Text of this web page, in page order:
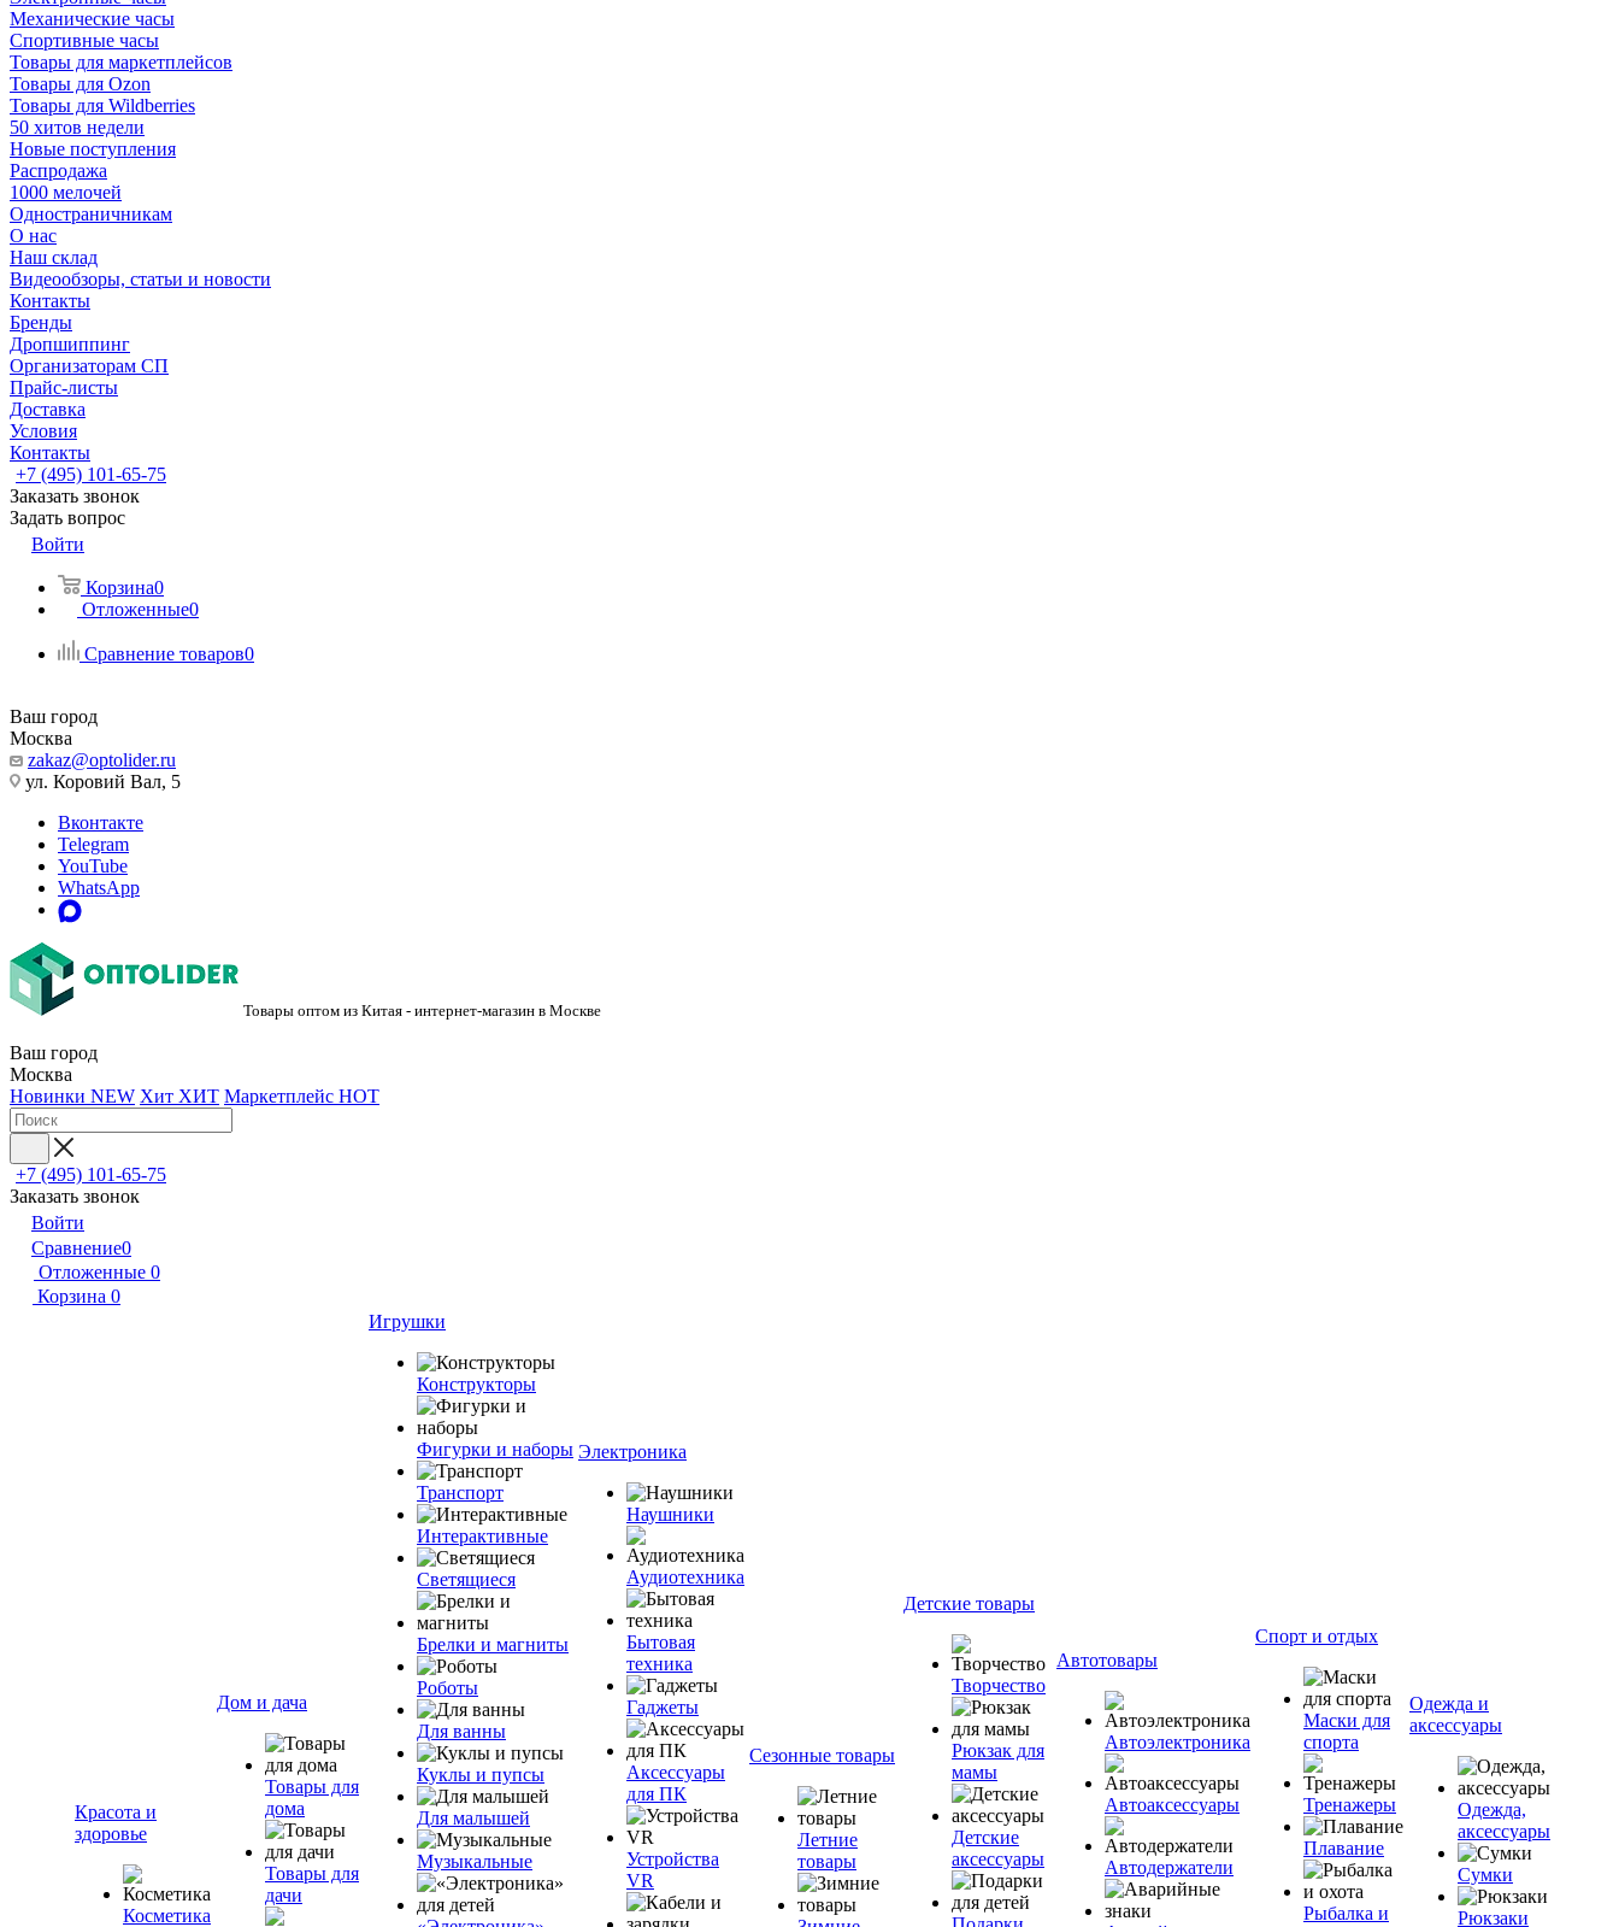
Механические часы
Спортивные часы
Товары для маркетплейсов
Товары для Ozon
Товары для Wildberries
50 хитов недели
Новые поступления
Распродажа
1000 мелочей
Одностраничникам
О нас
Наш склад
Видеообзоры, статьи и новости
Контакты
Бренды
Дропшиппинг
Организаторам СП
Прайс-листы
Доставка
Условия
Контакты
+7 (495) 101-65-75
Заказать звонок
Задать вопрос
Войти
Корзина0
Отложенные0
Сравнение товаров0
Ваш город
Москва
zakaz@optolider.ru
ул. Коровий Вал, 5
Вконтакте
Telegram
YouTube
WhatsApp
Товары оптом из Китая - интернет-магазин в Москве
Ваш город
Москва
Новинки NEW Хит ХИТ Маркетплейс HOT
+7 (495) 101-65-75
Заказать звонок
Войти
Сравнение0
Отложенные 0
Корзина 0
Красота и
здоровье
Косметика
Дом и дача
Товары для
дома
Товары для
дачи
Игрушки
Конструкторы
Фигурки и наборы
Транспорт
Интерактивные
Светящиеся
Брелки и магниты
Роботы
Для ванны
Куклы и пупсы
Для малышей
Музыкальные
Электроника
Наушники
Аудиотехника
Бытовая
техника
Гаджеты
Аксессуары
для ПК
Устройства
VR
Сезонные товары
Летние
товары
Детские товары
Творчество
Рюкзак для
мамы
Детские
аксессуары
Автотовары
Автоэлектроника
Автоаксессуары
Автодержатели
Спорт и отдых
Маски для
спорта
Тренажеры
Плавание
Рыбалка и
Одежда и
аксессуары
Одежда,
аксессуары
Сумки
Рюкзаки